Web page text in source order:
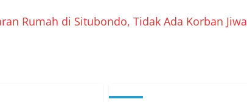
Rumah di Situbondo, Tidak Ada Korban Jiwa